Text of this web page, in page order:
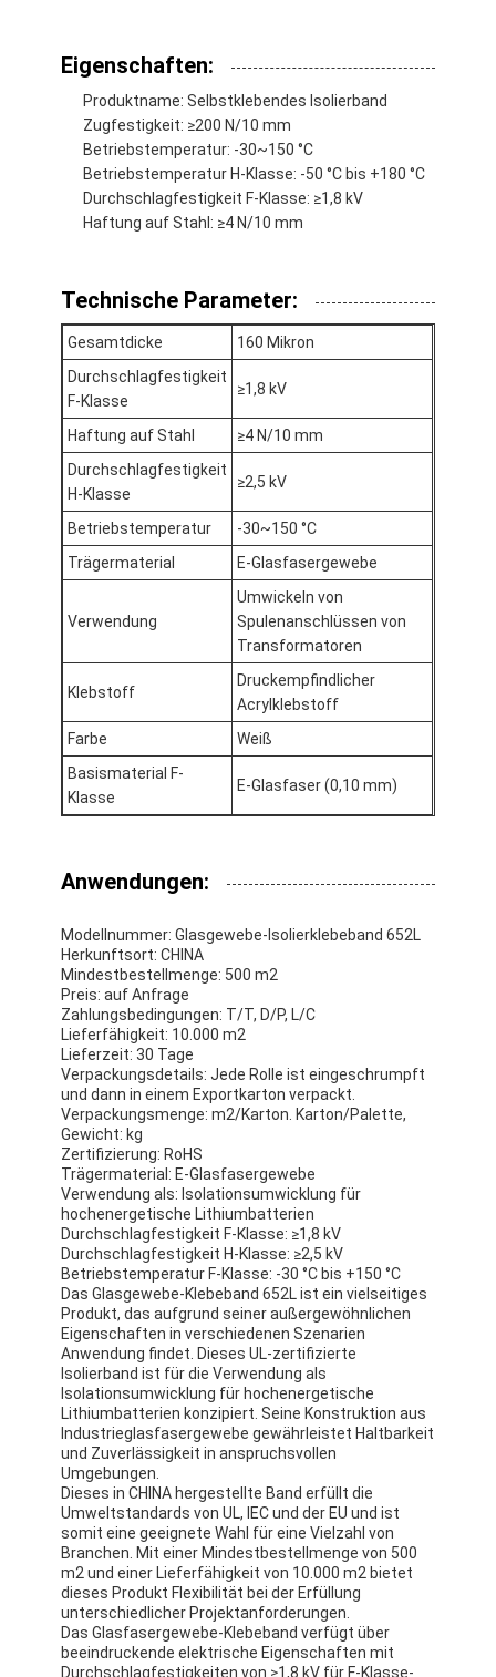
Haus
Produkte
Über uns
Fabrik-Ausflug
Treten Sie mit uns in Verbindung
Klebendes Isolierungs-Band
Glasgewebe-Isolierungs-Band
Hitzebeständiges Isolierungs-Band
Glasgewebe-Klebstreifen
Polyimide-Film-Klebstreifen
Aluminiumfolie-Klebstreifen
Aluminiumfolie-Glasgewebe-Band
Folienbeschichtetes Kraftpapier
Aluminiumfolie-Fiberglas-Stoff
Stoff-Panzerklebeband
Doppeltes mit Seiten versehener Klebstreifen
HAUSTIER Klebstreifen
Präzisions-Feinguss
Elektrische Isolationsplatte
Eigenschaften:
Produktname: Selbstklebendes Isolierband
Zugfestigkeit: ≥200 N/10 mm
Betriebstemperatur: -30~150 °C
Betriebstemperatur H-Klasse: -50 °C bis +180 °C
Durchschlagfestigkeit F-Klasse: ≥1,8 kV
Haftung auf Stahl: ≥4 N/10 mm
Technische Parameter:
Gesamtdicke
160 Mikron
Durchschlagfestigkeit
F-Klasse
≥1,8 kV
Haftung auf Stahl
≥4 N/10 mm
Durchschlagfestigkeit
H-Klasse
≥2,5 kV
Betriebstemperatur
-30~150 °C
Trägermaterial
E-Glasfasergewebe
Verwendung
Umwickeln von
Spulenanschlüssen von
Transformatoren
Klebstoff
Druckempfindlicher
Acrylklebstoff
Farbe
Weiß
Basismaterial F-
Klasse
E-Glasfaser (0,10 mm)
Anwendungen:
Modellnummer: Glasgewebe-Isolierklebeband 652L
Herkunftsort: CHINA
Mindestbestellmenge: 500 m2
Preis: auf Anfrage
Zahlungsbedingungen: T/T, D/P, L/C
Lieferfähigkeit: 10.000 m2
Lieferzeit: 30 Tage
Verpackungsdetails: Jede Rolle ist eingeschrumpft
und dann in einem Exportkarton verpackt.
Verpackungsmenge: m2/Karton. Karton/Palette,
Gewicht: kg
Zertifizierung: RoHS
Trägermaterial: E-Glasfasergewebe
Verwendung als: Isolationsumwicklung für
hochenergetische Lithiumbatterien
Durchschlagfestigkeit F-Klasse: ≥1,8 kV
Durchschlagfestigkeit H-Klasse: ≥2,5 kV
Betriebstemperatur F-Klasse: -30 °C bis +150 °C
Das Glasgewebe-Klebeband 652L ist ein vielseitiges
Produkt, das aufgrund seiner außergewöhnlichen
Eigenschaften in verschiedenen Szenarien
Anwendung findet. Dieses UL-zertifizierte
Isolierband ist für die Verwendung als
Isolationsumwicklung für hochenergetische
Lithiumbatterien konzipiert. Seine Konstruktion aus
Industrieglasfasergewebe gewährleistet Haltbarkeit
und Zuverlässigkeit in anspruchsvollen
Umgebungen.
Dieses in CHINA hergestellte Band erfüllt die
Umweltstandards von UL, IEC und der EU und ist
somit eine geeignete Wahl für eine Vielzahl von
Branchen. Mit einer Mindestbestellmenge von 500
m2 und einer Lieferfähigkeit von 10.000 m2 bietet
dieses Produkt Flexibilität bei der Erfüllung
unterschiedlicher Projektanforderungen.
Das Glasfasergewebe-Klebeband verfügt über
beeindruckende elektrische Eigenschaften mit
Durchschlagfestigkeiten von ≥1,8 kV für F-Klasse-